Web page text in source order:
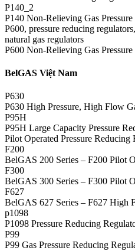
P140_2
P140 Non-Relieving Gas
P600, pressure reducing
natural gas regulators
P600 Non-Relieving Gas
BelGAS Việt Nam
P630
P630 High Pressure, High Flow
P95H
P95H Large Capacity Pressure
Pilot Operated Pressure Reducing
F200
BelGAS 200 Series – F200 Pilot
F300
BelGAS 300 Series – F300 Pilot
F627
BelGAS 627 Series – F627 High
p1098
P1098 Pressure Reducing
P99
P99 Gas Pressure Reducing